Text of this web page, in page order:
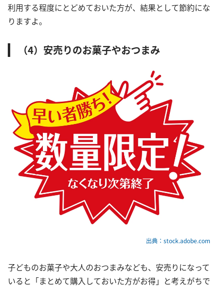
利用する程度にとどめておいた方が、結果として節約にな
りますよ。
（4）安売りのお菓子やおつまみ
出典：stock.adobe.com
子どものお菓子や大人のおつまみなども、安売りになって
いると「まとめて購入しておいた方がお得」と考えがちで